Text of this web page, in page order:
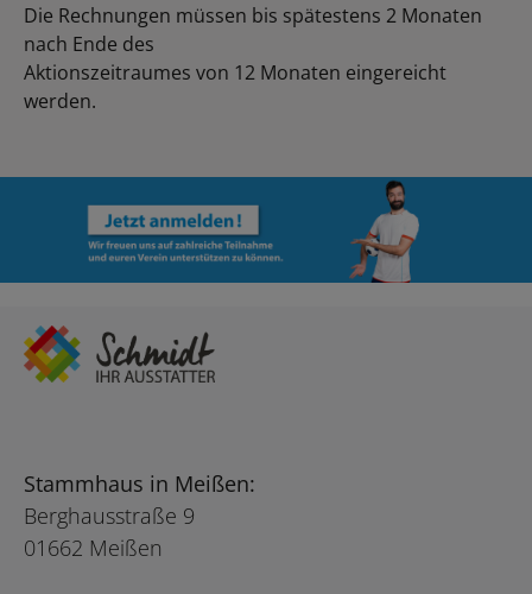
Die Rechnungen müssen bis spätestens 2 Monaten
nach Ende des
Aktionszeitraumes von 12 Monaten eingereicht
werden.
Stammhaus in Meißen:
Berghausstraße 9
01662 Meißen